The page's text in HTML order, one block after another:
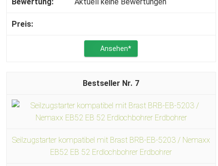
Ansehen*
7
Seilzugstarter kompatibel mit Brast BRB-EB-5203 / Nemaxx
EB52 EB 52 Erdlochbohrer Erdbohrer